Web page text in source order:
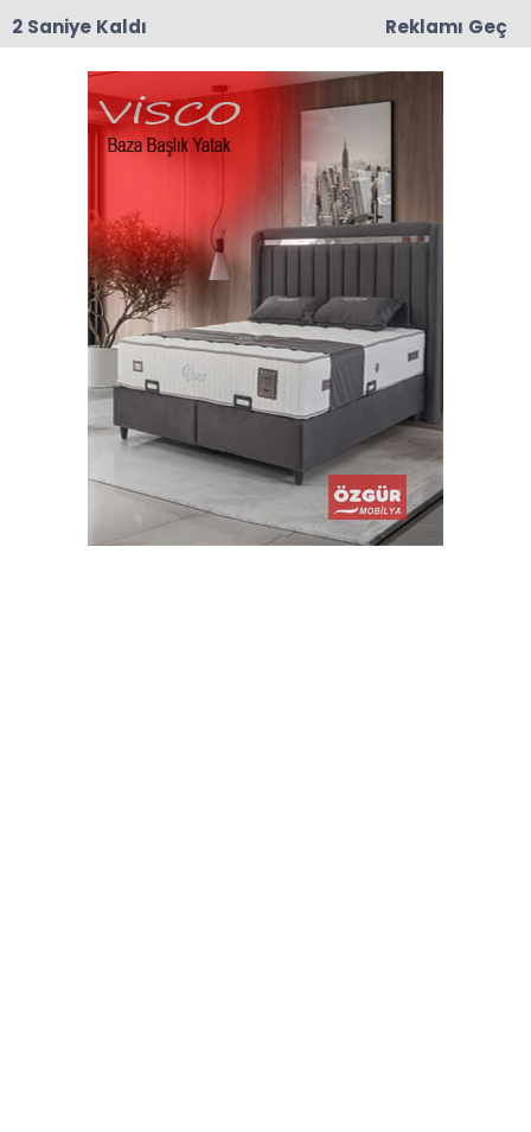
16:04Taşova’da Kahraman Gazilerin İsimleri
Sokaklarda Yaşatılacak
Anasayfa TAŞOVA
Taşova’da Lindos Travel
Seyahat Acentası Hizmete
Açıldı
19-12-2025 15:48
Abone Ol
Reklamı Geç
2 Saniye Kaldı